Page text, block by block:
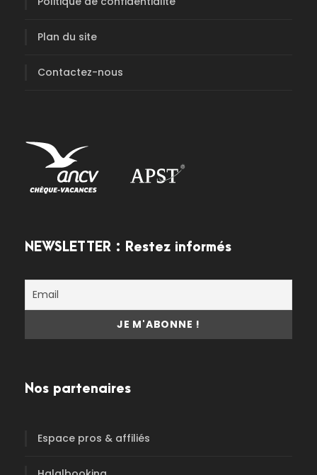
Plan du site
Contactez-nous
NEWSLETTER : Restez informés
Nos partenaires
Espace pros & affiliés